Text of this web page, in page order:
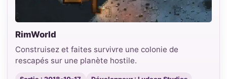
RimWorld
Construisez et faites survivre une colonie de
rescapés sur une planète hostile.